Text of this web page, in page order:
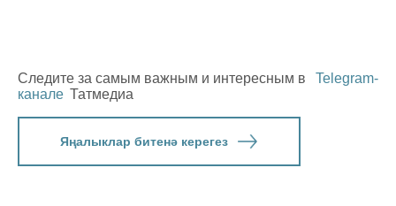
Следите за самым важным и интересным в
Telegram-
канале Татмедиа
Яңалыклар битенә керегез